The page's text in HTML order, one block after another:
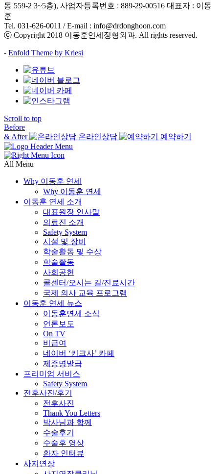
동 559-2 3~5층), 사업자등록번호 : 889-29-00516 대표자 : 이동
훈
Tel. 031-626-0011 / E-mail : info@drdonghoon.com
ⓒ Copyright 2018 이동훈연세정형외과. All rights reserved.
- Enfold Theme by Kriesi
Scroll to top
Before
& After
온라인상담 예약하기
All Menu
Why 이동훈 연세
Why 이동훈 연세
이동훈 연세 소개
대표원장 인사말
의료진 소개
Safety System
시설 및 장비
학술활동 및 수상
학술활동
사회공헌
콜센터/오시는 길/진료시간
국제 의사 교육 프로그램
이동훈 연세 뉴스
이동훈연세 소식
언론보도
On TV
비급여
네이버 ‘키크사’ 카페
제증명발급
프리미엄 서비스
Safety System
전후사진/후기
전후사진
Thank You Letters
박사님과 함께
수술후기
수술후 영상
환자 인터뷰
사지연장